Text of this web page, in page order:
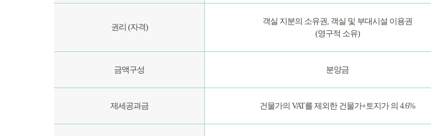
권리 (자격)
객실 지분의 소유권, 객실 및 부대시설 이용권
(영구적 소유)
금액구성 분양금
제세공과금 건물가의 VAT를 제외한 건물가+토지가 의 4.6%